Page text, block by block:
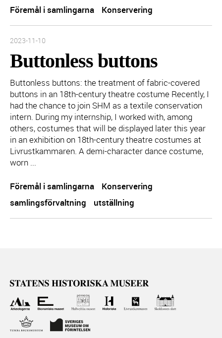
Föremål i samlingarna Konservering
Inlägget publicerades:
2023-11-10
Buttonless buttons
Buttonless buttons: the treatment of fabric-covered
buttons in an 18th-century theatre costume Recently, I
had the chance to join SHM as a textile conservation
intern. During my internship, I worked with, among
others, costumes that will be displayed later this year
in an exhibition on 18th-century theatre costumes at
Livrustkammaren. A demi-character dance costume,
worn ...
Föremål i samlingarna
Konservering
samlingsförvaltning
utställning